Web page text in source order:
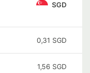
SGD
0,31 SGD
1,56 SGD